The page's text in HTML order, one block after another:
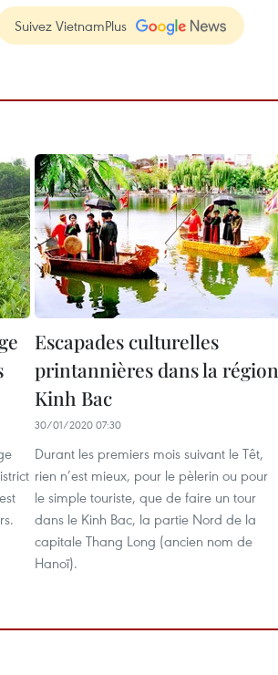
Suivez VietnamPlus
Escapades culturelles
printannières dans la région
Kinh Bac
30/01/2020 07:30
Durant les premiers mois suivant le Têt,
rien n’est mieux, pour le pèlerin ou pour
le simple touriste, que de faire un tour
dans le Kinh Bac, la partie Nord de la
capitale Thang Long (ancien nom de
Hanoï).